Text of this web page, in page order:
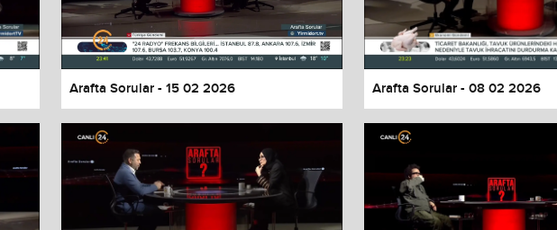
Arafta Sorular - 15 02 2026 Arafta Sorular - 08 02 2026